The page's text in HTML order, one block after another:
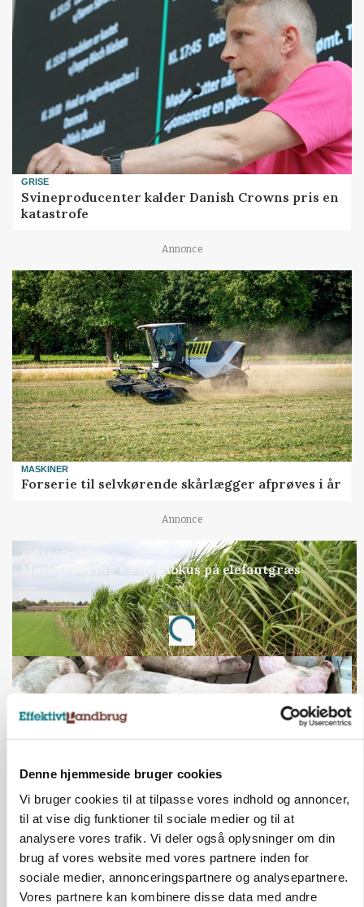
Denne hjemmeside bruger cookies
Vi bruger cookies til at tilpasse vores indhold og annoncer,
til at vise dig funktioner til sociale medier og til at
analysere vores trafik. Vi deler også oplysninger om din
brug af vores website med vores partnere inden for
sociale medier, annonceringspartnere og analysepartnere.
Vores partnere kan kombinere disse data med andre
GRISE
Svineproducenter kalder Danish Crowns pris en
katastrofe
Annonce
MASKINER
Forserie til selvkørende skårlægger afprøves i år
Annonce
ARRANGEMENT
Markvandring sætter fokus på elefantgræs
Annonce
Loading...
MARKED
Grisenoteringen står stille